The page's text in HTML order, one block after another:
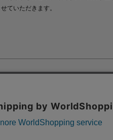
ていただきます。